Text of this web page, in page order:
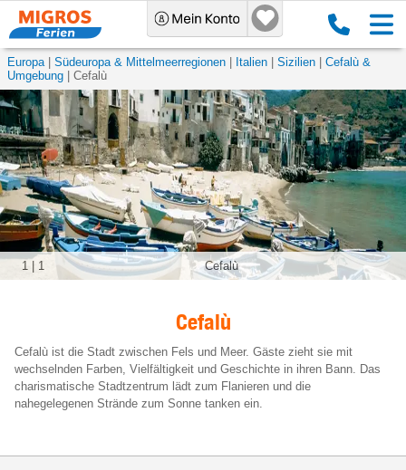
Europa Südeuropa & Mittelmeerregionen Italien Sizilien
Cefalù &
Umgebung
Cefalù
Cefalù
1 1
Cefalù
Cefalù ist die Stadt zwischen Fels und Meer. Gäste zieht sie mit
wechselnden Farben, Vielfältigkeit und Geschichte in ihren Bann. Das
charismatische Stadtzentrum lädt zum Flanieren und die
nahegelegenen Strände zum Sonne tanken ein.